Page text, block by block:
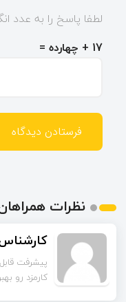
لطفا پاسخ را به عدد
17 + چهارده =
نظرات همراهان
محمدی
راهکارهای
چقدر